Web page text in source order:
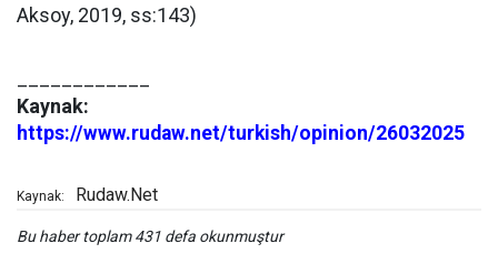
Aksoy, 2019, ss:143)
Kaynak:
https://www.rudaw.net/turkish/opinion/26032025
Kaynak: Rudaw.Net
Bu haber toplam 431 defa okunmuştur